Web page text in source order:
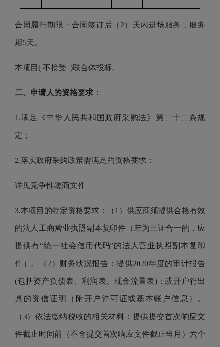
合同履行期限：合同签订后（ 2）天内进场服务，服务
期5天。
本项目 ( 不接受 )联合体投标。
二、申请人的资格要求：
1.满足《中华人民共和国政府采购法》第二十二条规
定；
2.落实政府采购政策需满足的资格要求：
详见竞争性磋商文件
3.本项目的特定资格要求：（1）供应商须提供合格有效
的法人工商营业执照副本复印件（若为三证合一的，应
提供有“统一社会信用代码”的法人营业执照副本复印
件）。（2）财务状况报告：提供2020年度的审计报告
(包括资产负债表、利润表、现金流量表)；或开户行出
具的资信证明（附开户许可证或基本账户信息）。
（3）依法缴纳税收的相关材料：提供提交首次响应文
件截止时间前（不含提交首次响应文件截止当月）六个